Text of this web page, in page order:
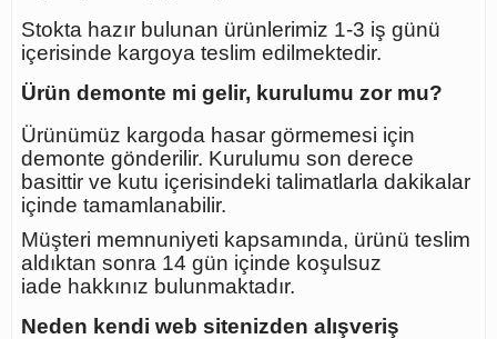
Stokta hazır bulunan ürünlerimiz 1-3 iş günü
içerisinde kargoya teslim edilmektedir.
Ürün demonte mi gelir, kurulumu zor mu?
Ürünümüz kargoda hasar görmemesi için
demonte gönderilir. Kurulumu son derece
basittir ve kutu içerisindeki talimatlarla dakikalar
içinde tamamlanabilir.
Müşteri memnuniyeti kapsamında, ürünü teslim
aldıktan sonra 14 gün içinde koşulsuz
iade hakkınız bulunmaktadır.
Neden kendi web sitenizden alışveriş